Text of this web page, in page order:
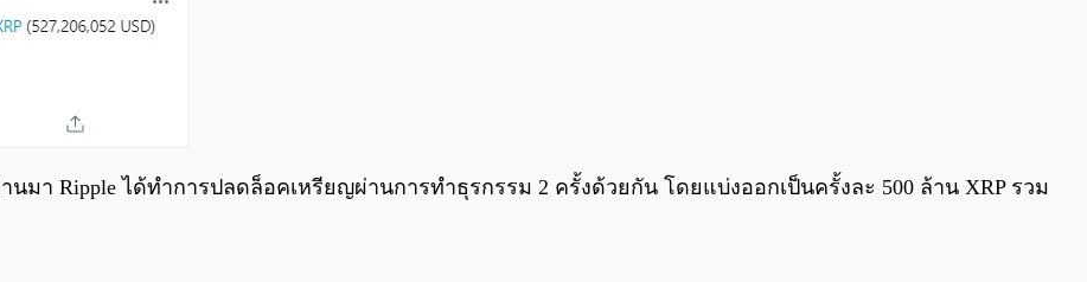
นมา Ripple ได้ทำการปลดล็อคเหรียญผ่านการทำธุรกรรม 2 ครั้งด้วยกัน โดยแบ่งออกเป็นครั้งละ 500 ล้าน XRP รวม